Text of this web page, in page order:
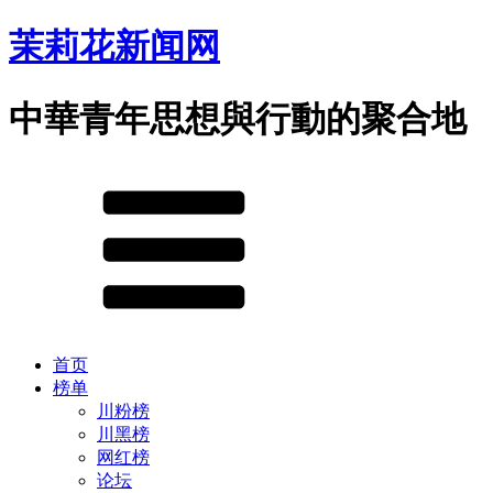
茉莉花新闻网
中華青年思想與行動的聚合地
首页
榜单
川粉榜
川黑榜
网红榜
论坛